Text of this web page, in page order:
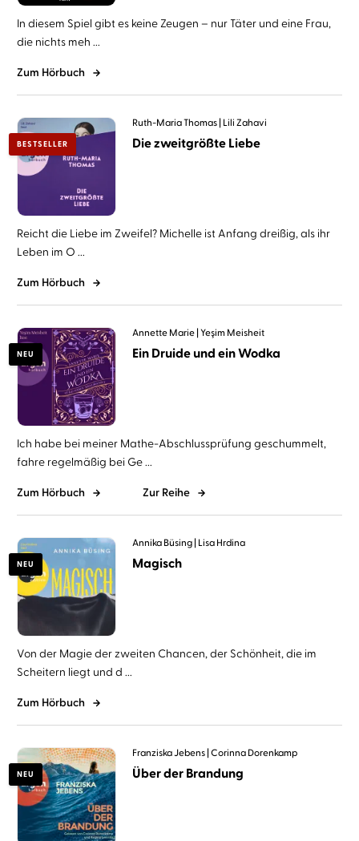
In diesem Spiel gibt es keine Zeugen – nur Täter und eine Frau,
die nichts meh ...
Zum Hörbuch
BESTSELLER
Ruth-Maria Thomas Lili Zahavi
Die zweitgrößte Liebe
Reicht die Liebe im Zweifel? Michelle ist Anfang dreißig, als ihr
Leben im O ...
Zum Hörbuch
NEU
Annette Marie Yeşim Meisheit
Ein Druide und ein Wodka
Ich habe bei meiner Mathe-Abschlussprüfung geschummelt,
fahre regelmäßig bei Ge ...
Zum Hörbuch Zur Reihe
NEU
Annika Büsing Lisa Hrdina
Magisch
Von der Magie der zweiten Chancen, der Schönheit, die im
Scheitern liegt und d ...
Zum Hörbuch
NEU
Franziska Jebens Corinna Dorenkamp
Über der Brandung